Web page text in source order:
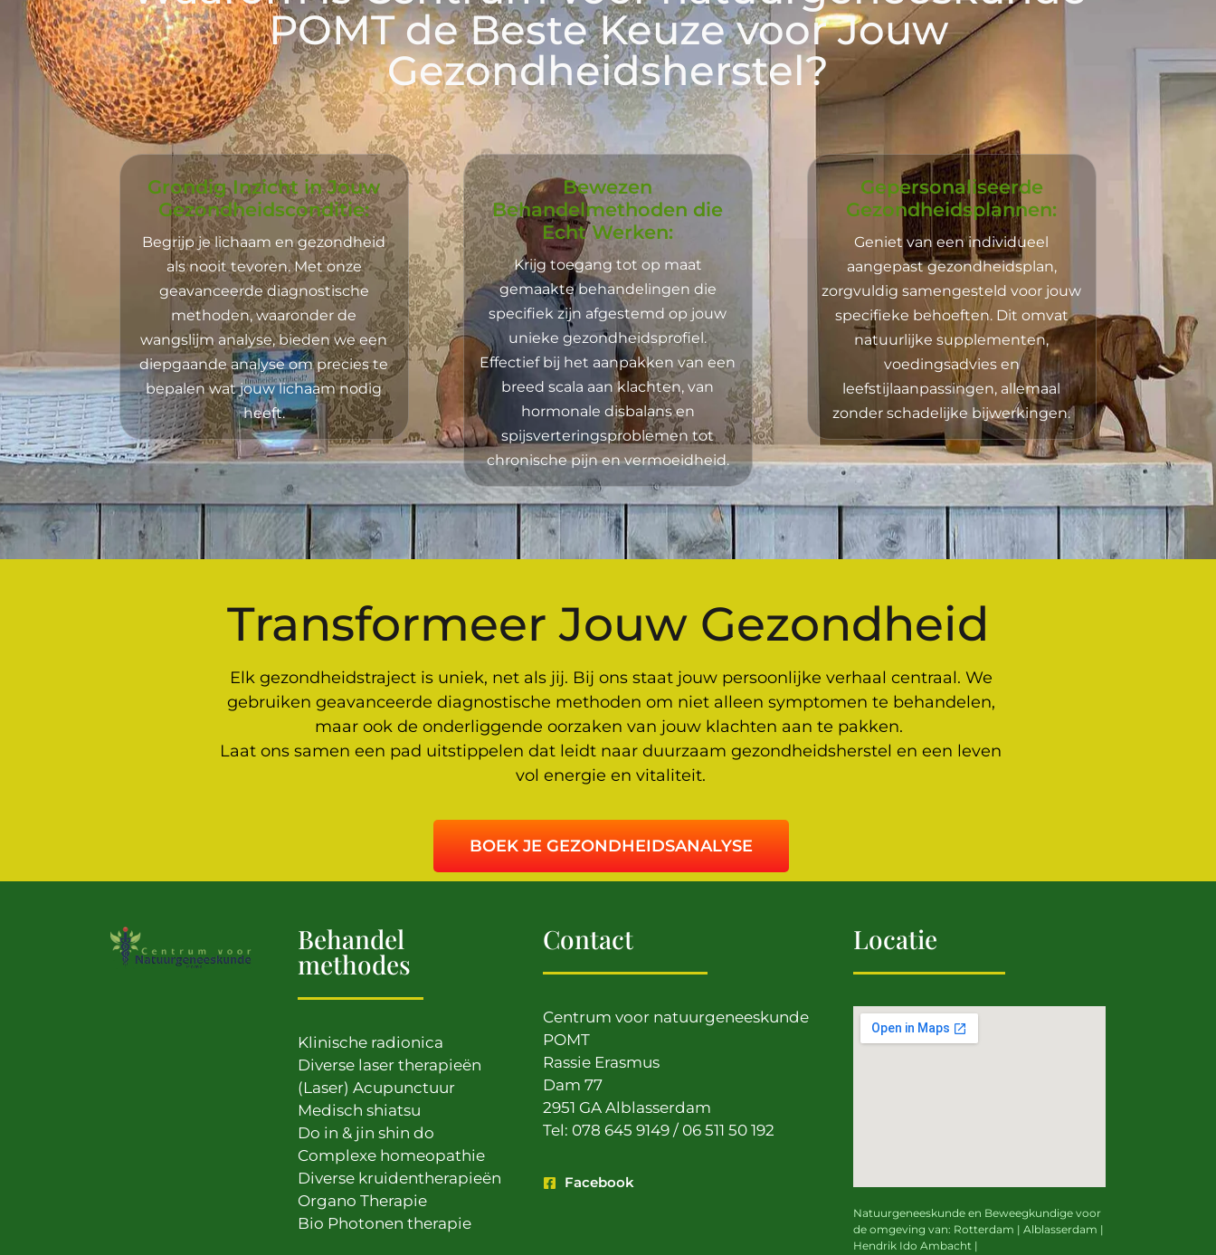
POMT de Beste Keuze voor Jouw
Gezondheidsherstel?
Grondig Inzicht in Jouw
Gezondheidsconditie:
Begrijp je lichaam en gezondheid
als nooit tevoren. Met onze
geavanceerde diagnostische
methoden, waaronder de
wangslijm analyse, bieden we een
diepgaande analyse om precies te
bepalen wat jouw lichaam nodig
heeft.
Bewezen
Behandelmethoden die
Echt Werken:
Krijg toegang tot op maat
gemaakte behandelingen die
specifiek zijn afgestemd op jouw
unieke gezondheidsprofiel.
Effectief bij het aanpakken van een
breed scala aan klachten, van
hormonale disbalans en
spijsverteringsproblemen tot
chronische pijn en vermoeidheid.
Gepersonaliseerde
Gezondheidsplannen:
Geniet van een individueel
aangepast gezondheidsplan,
zorgvuldig samengesteld voor jouw
specifieke behoeften. Dit omvat
natuurlijke supplementen,
voedingsadvies en
leefstijlaanpassingen, allemaal
zonder schadelijke bijwerkingen.
Transformeer Jouw Gezondheid
Elk gezondheidstraject is uniek, net als jij. Bij ons staat jouw persoonlijke verhaal centraal. We
gebruiken geavanceerde diagnostische methoden om niet alleen symptomen te behandelen,
maar ook de onderliggende oorzaken van jouw klachten aan te pakken.
Laat ons samen een pad uitstippelen dat leidt naar duurzaam gezondheidsherstel en een leven
vol energie en vitaliteit.
BOEK JE GEZONDHEIDSANALYSE
Behandel
methodes
Klinische radionica
Diverse laser therapieën
(Laser) Acupunctuur
Medisch shiatsu
Do in & jin shin do
Complexe homeopathie
Diverse kruidentherapieën
Organo Therapie
Bio Photonen therapie
Contact
Centrum voor natuurgeneeskunde
POMT
Rassie Erasmus
Dam 77
2951 GA Alblasserdam
Tel: 078 645 9149 / 06 511 50 192
Facebook
Locatie
Natuurgeneeskunde en Beweegkundigevoor
de omgeving van: Rotterdam | Alblasserdam |
Hendrik Ido Ambacht |